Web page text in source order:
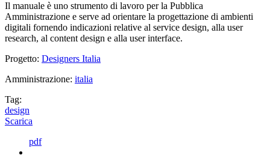
Il manuale è uno strumento di lavoro per la Pubblica
Amministrazione e serve ad orientare la progettazione di ambienti
digitali fornendo indicazioni relative al service design, alla user
research, al content design e alla user interface.
Progetto: Designers Italia
Amministrazione: italia
Tag:
design
Scarica
pdf